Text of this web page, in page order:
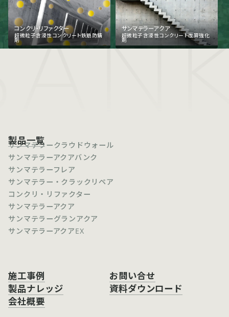
コンクリ・リファクター
超微粒子含浸性コンクリート鉄筋防錆
剤
サンマテラーアクア
超微粒子含浸性コンクリート改質強化
剤
製品一覧
サンマテラークラウドウォール
サンマテラーアクアバンク
サンマテラーフレア
サンマテラー・クラックリペア
コンクリ・リファクター
サンマテラーアクア
サンマテラーグランアクア
サンマテラーアクアEX
施工事例
製品ナレッジ
会社概要
お問い合せ
資料ダウンロード